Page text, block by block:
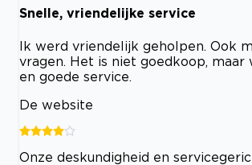
Snelle, vriendelijke service
Ik werd vriendelijk geholpen. Ook
vragen. Het is niet goedkoop, maar
en goede service.
De website
Onze deskundigheid en